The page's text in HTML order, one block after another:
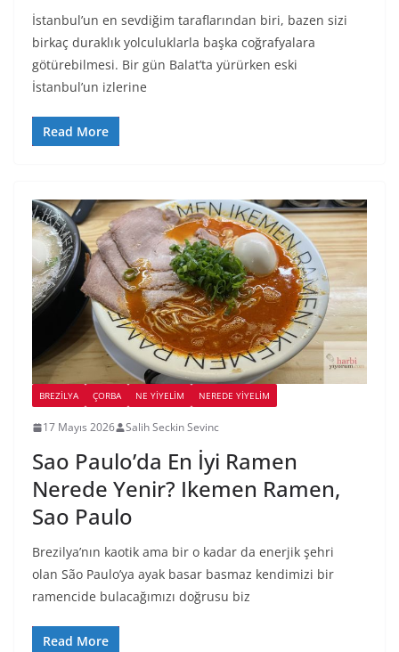
İstanbul’un en sevdiğim taraflarından biri, bazen sizi
birkaç duraklık yolculuklarla başka coğrafyalara
götürebilmesi. Bir gün Balat’ta yürürken eski
İstanbul’un izlerine
Read More
BREZILYA ÇORBA NE YİYELİM NEREDE YİYELİM
17 Mayıs 2026 Salih Seckin Sevinc
Sao Paulo’da En İyi Ramen
Nerede Yenir? Ikemen Ramen,
Sao Paulo
Brezilya’nın kaotik ama bir o kadar da enerjik şehri
olan São Paulo’ya ayak basar basmaz kendimizi bir
ramencide bulacağımızı doğrusu biz
Read More